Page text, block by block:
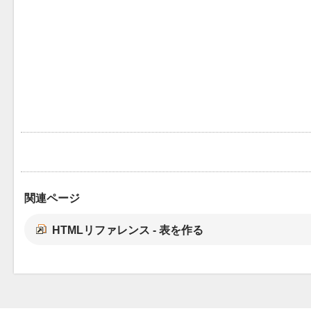
関連ページ
HTMLリファレンス - 表を作る